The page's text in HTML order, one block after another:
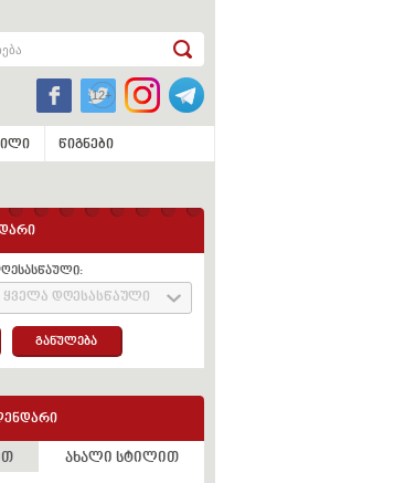
წიგნები
ყველა დღესასწაული
განულება
ახალი სტილით